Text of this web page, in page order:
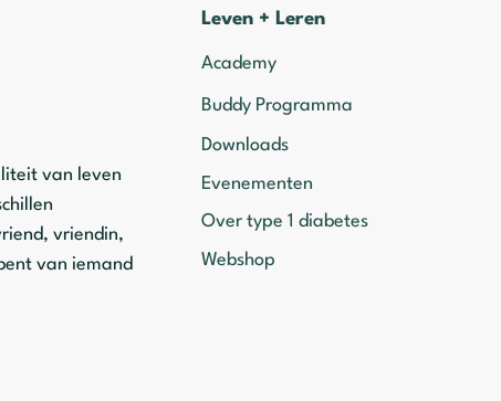
van leven
vriendin,
van iemand
Leven + Leren
Academy
Buddy Programma
Downloads
Evenementen
Over type 1 diabetes
Webshop